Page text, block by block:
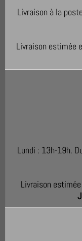
Livraison à la
Livraison estimée
Lundi : 13h-19h.
Livraison